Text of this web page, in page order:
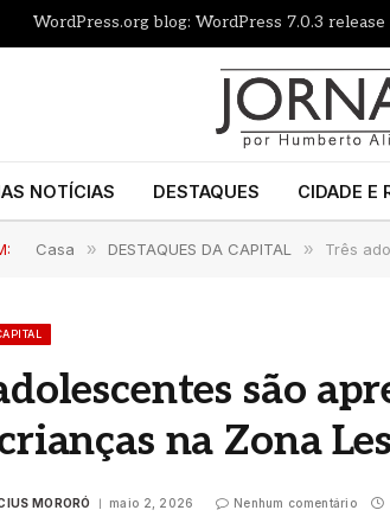
WordPress.org blog: WordPress 7.0.3 release
NOTÍCIAS DESTAQUES CIDADE E
Casa » DESTAQUES DA CAPITAL » Três
são
na Zona
MORORÓ maio 2, 2026 Nenhum comentário